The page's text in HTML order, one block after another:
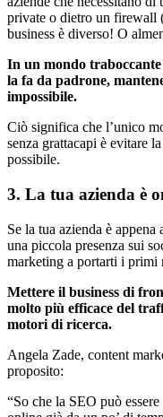
private o dietro un firewall
business è diverso! O
In un mondo
la fa da padrone,
impossibile.
Ciò significa che l’unico
senza grattacapi è evitare
possibile.
3. La tua azienda è
Se la tua azienda è
una piccola presenza sui
marketing a portarti i primi
Mettere il business di
molto più efficace del
motori di ricerca.
Angela Zade, content
proposito:
“So che la SEO può